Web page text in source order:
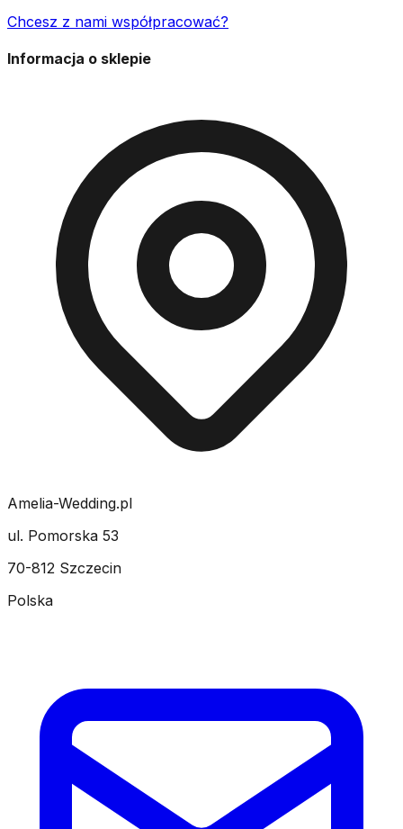
Chcesz z nami współpracować?
Informacja o sklepie
Amelia-Wedding.pl
ul. Pomorska 53
70-812 Szczecin
Polska